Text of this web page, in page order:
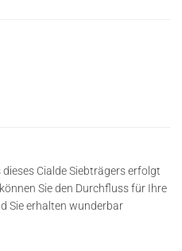
Cialde Siebträgers erfolgt
Sie den Durchfluss für Ihre
Sie erhalten wunderbar